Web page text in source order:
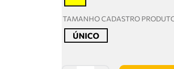
TAMANHO CADASTRO
ÚNICO